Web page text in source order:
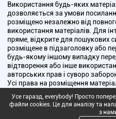
Використання будь-яких
дозволяється за умови
розміщено незалежно від
використання матеріалів. Для
пряме, відкрите для пошукових
розміщене в підзаголовку або
будь-якому іншому випадку
відтворення або інше
авторських прав і суворо
Усі права на розміщення
радою України з питань
Усе гаразд, everybody! Просто
файли cookies. Це для аналізу та
з